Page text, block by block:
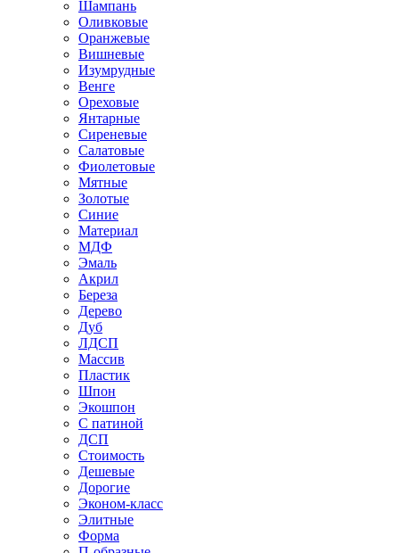
Шампань
Оливковые
Оранжевые
Вишневые
Изумрудные
Венге
Ореховые
Янтарные
Сиреневые
Салатовые
Фиолетовые
Мятные
Золотые
Синие
Материал
МДФ
Эмаль
Акрил
Береза
Дерево
Дуб
ЛДСП
Массив
Пластик
Шпон
Экошпон
С патиной
ДСП
Стоимость
Дешевые
Дорогие
Эконом-класс
Элитные
Форма